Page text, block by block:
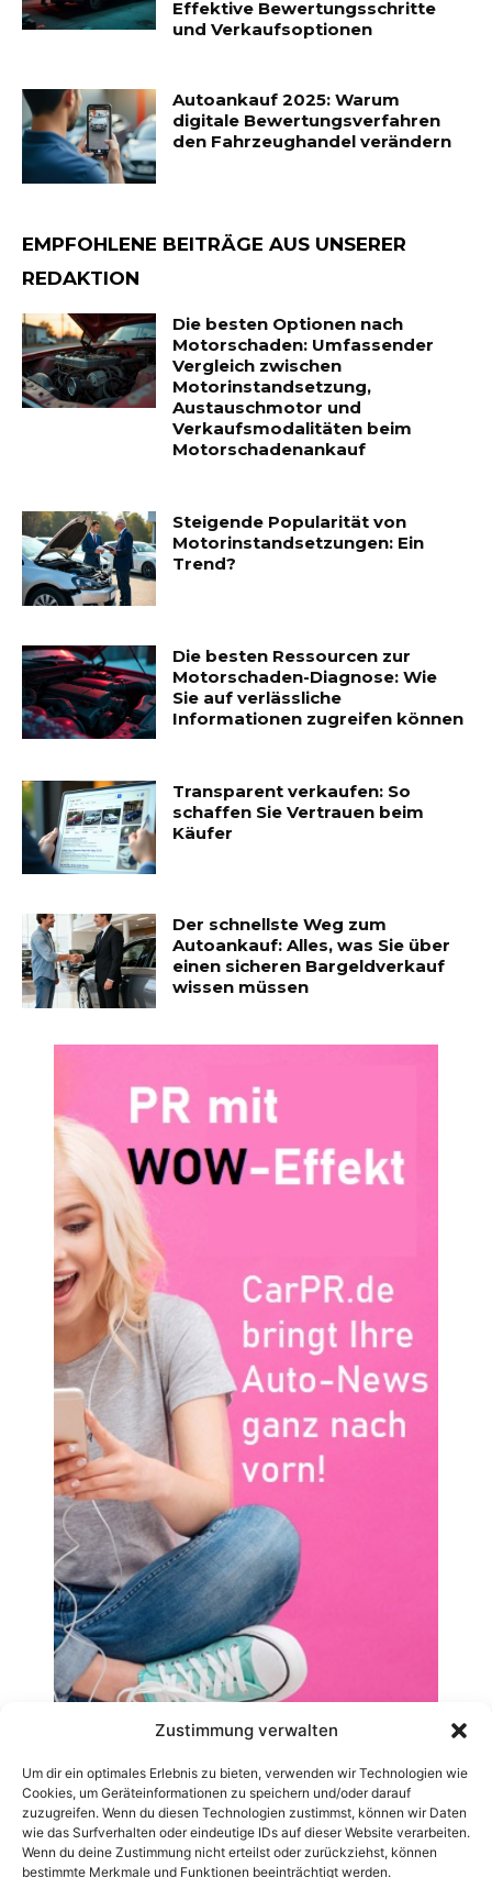
Zustimmung verwalten
Um dir ein optimales Erlebnis zu bieten, verwenden wir Technologien wie
Cookies, um Geräteinformationen zu speichern und/oder darauf
zuzugreifen. Wenn du diesen Technologien zustimmst, können wir Daten
wie das Surfverhalten oder eindeutige IDs auf dieser Website verarbeiten.
Wenn du deine Zustimmung nicht erteilst oder zurückziehst, können
bestimmte Merkmale und Funktionen beeinträchtigt werden.
Effektive Bewertungsschritte
und Verkaufsoptionen
Autoankauf 2025: Warum
digitale Bewertungsverfahren
den Fahrzeughandel verändern
EMPFOHLENE BEITRÄGE AUS UNSERER
REDAKTION
Die besten Optionen nach
Motorschaden: Umfassender
Vergleich zwischen
Motorinstandsetzung,
Austauschmotor und
Verkaufsmodalitäten beim
Motorschadenankauf
Steigende Popularität von
Motorinstandsetzungen: Ein
Trend?
Die besten Ressourcen zur
Motorschaden-Diagnose: Wie
Sie auf verlässliche
Informationen zugreifen können
Transparent verkaufen: So
schaffen Sie Vertrauen beim
Käufer
Der schnellste Weg zum
Autoankauf: Alles, was Sie über
einen sicheren Bargeldverkauf
wissen müssen